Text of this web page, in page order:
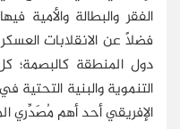
الفقر والبطالة والأمية
فضلاً عن الانقلابات
دول المنطقة كالبصمة؛
التنموية والبنية التحتية
الإفريقي أحد أهم مُصَدِّري